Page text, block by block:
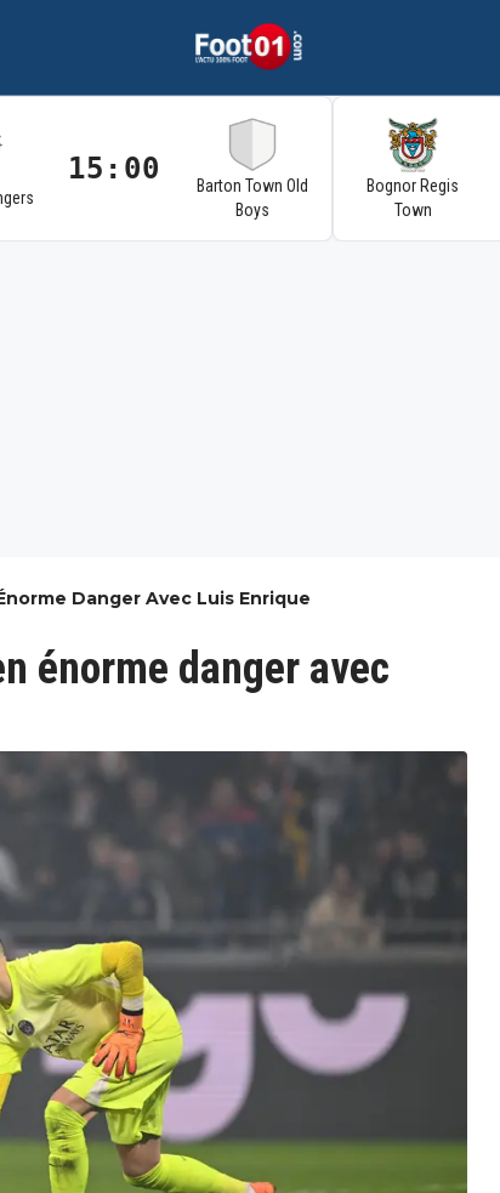
15:00
Barton Town Old
Boys
Bognor Regis
Town
Danger Avec Luis Enrique
énorme danger avec